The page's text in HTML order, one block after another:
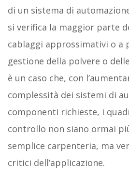
di un sistema di
si verifica la maggior parte
cablaggi approssimativi o a
gestione della polvere o
è un caso che, con
complessità dei sistemi di
componenti richieste, i
controllo non siano ormai
semplice carpenteria, ma
critici dell’applicazione.